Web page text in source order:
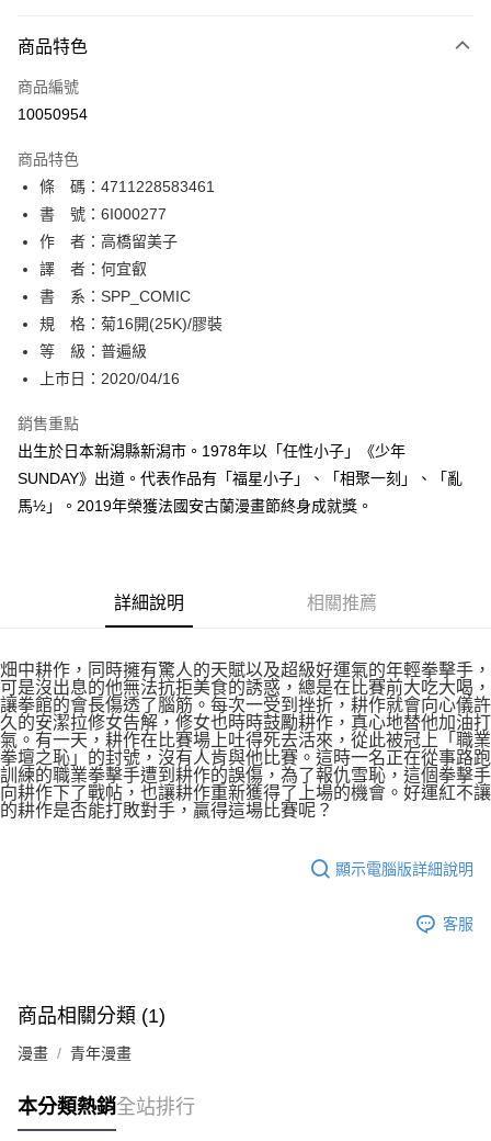
信用卡一次付款
超商取貨付款
相關說明
【關於「AFTEE先享後付」】
AFTEE先享後付是「在收到商品之後才付款」的支付方式。 讓您購物簡單
便利好安心！
１．簡單：不需註冊會員、不需綁卡、不需儲值。
２．便利：只要手機號碼，簡訊認證，即可結帳。
３．安心：先確認商品／服務後，再付款。
【「AFTEE先享後付」結帳流程】
１．於結帳方式選擇「AFTEE先享後付」後，將跳轉至「AFTEE先享後付」
結帳頁面，進行簡訊認證並確認金額後，即可完成結帳。
２．訂單成立數日內，您將收到繳費通知簡訊。
ATM／網路銀行／等多元方式進行付款，方視為交易完成。
※ 請注意：結帳手續完成當下不需立刻繳費，但若您需要取消訂單，請聯絡
購買商品的店家。未經商家同意取消之訂單仍視為有效，需透過AFTEE先享
後付繳納相關費用。
※ 交易是否成功請以「AFTEE先享後付 」之結帳頁面顯示為準，若有關於
１．透過由恩沛科技股份有限公司提供之「AFTEE先享後付」服務完成之交
易，需依本服務之必要範圍內提供個人資料，並將交易相關給付款項請求債
２．關於個人資料處理事宜，請瀏覽以下網址：
https://aftee.tw/terms/#terms3
３．未成年的使用者請事先徵得法定代理人或監護人之同意方可使用
「AFTEE先享後付」，若未經同意申辦者引起之損失，本公司不負相關責
任。
４．使用「AFTEE先享後付」時，將依據個別帳號之用戶狀況，依本公司即
時審查核予不同之上限額度；若仍有額度不足之情形，本公司將視審查結果
請求用戶進行身份認證。
ATM付款
運送方式
全家取貨付款
每筆NT$80，滿NT$500(含以上)免運費
付款後全家取貨
每筆NT$80，滿NT$500(含以上)免運費
付款後萊爾富取貨
每筆NT$80，滿NT$500(含以上)免運費
每筆NT$80，滿NT$500(含以上)免運費
宅配
每筆NT$100，滿NT$800(含以上)免運費
國家/地區配送 查看運費
商品特色
商品編號
10050954
商品特色
條 碼：4711228583461
書 號：6I000277
作 者：高橋留美子
譯 者：何宜叡
書 系：SPP_COMIC
規 格：菊16開(25K)/膠裝
等 級：普遍級
上市日：2020/04/16
銷售重點
出生於日本新潟縣新潟市。1978年以「任性小子」《少年
SUNDAY》出道。代表作品有「福星小子」、「相聚一刻」、「亂
馬½」。2019年榮獲法國安古蘭漫畫節終身成就獎。
詳細說明 相關推薦
畑中耕作，同時擁有驚人的天賦以及超級好運氣的年輕拳擊手，
可是沒出息的他無法抗拒美食的誘惑，總是在比賽前大吃大喝，
讓拳館的會長傷透了腦筋。每次一受到挫折，耕作就會向心儀許
久的安潔拉修女告解，修女也時時鼓勵耕作，真心地替他加油打
氣。有一天，耕作在比賽場上吐得死去活來，從此被冠上「職業
拳壇之恥」的封號，沒有人肯與他比賽。這時一名正在從事路跑
訓練的職業拳擊手遭到耕作的誤傷，為了報仇雪恥，這個拳擊手
向耕作下了戰帖，也讓耕作重新獲得了上場的機會。好運紅不讓
的耕作是否能打敗對手，贏得這場比賽呢？
顯示電腦版詳細說明
客服
商品相關分類 (1)
漫畫 青年漫畫
本分類熱銷全站排行